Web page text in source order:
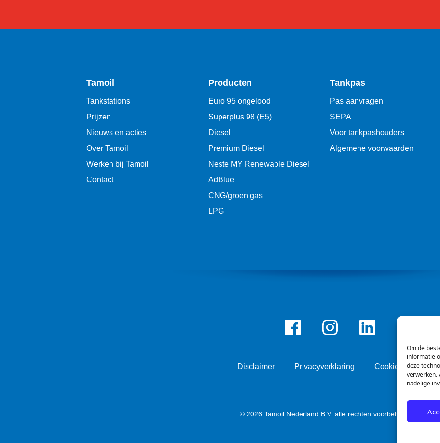
Om de
informatie
deze
verwerken.
nadelige
Tamoil
Tankstations
Prijzen
Nieuws en acties
Over Tamoil
Werken bij Tamoil
Contact
Producten
Euro 95 ongelood
Superplus 98 (E5)
Diesel
Premium Diesel
Neste MY Renewable Diesel
AdBlue
CNG/groen gas
LPG
Tankpas
Pas aanvragen
SEPA
Voor tankpashouders
Algemene voorwaarden
Facebook Instagram LinkedIn
Disclaimer Privacyverklaring Cookie beleid
© 2026 Tamoil Nederland B.V. alle rechten voorbehouden.